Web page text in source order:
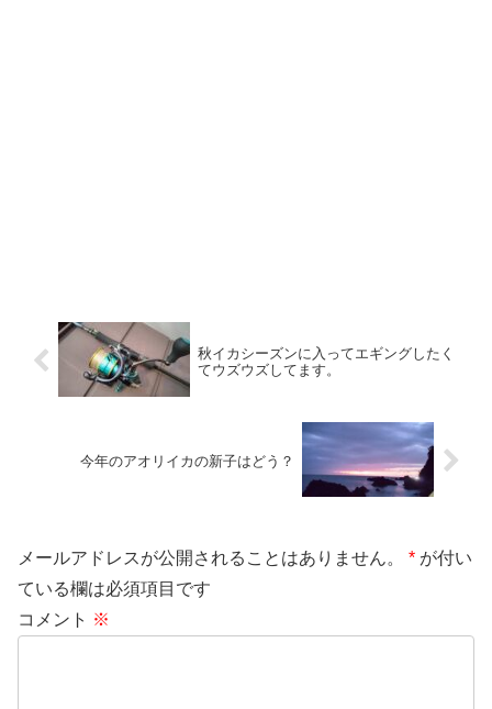
秋イカシーズンに入ってエギングしたく
てウズウズしてます。
今年のアオリイカの新子はどう？
メールアドレスが公開されることはありません。 * が付い
ている欄は必須項目です
コメント ※